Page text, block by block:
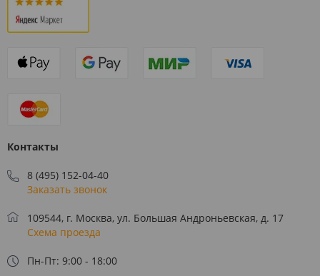
Контакты
8 (495) 152-04-40
Заказать звонок
109544, г. Москва, ул. Большая Андроньевская, д. 17
Схема проезда
Пн-Пт: 9:00 - 18:00